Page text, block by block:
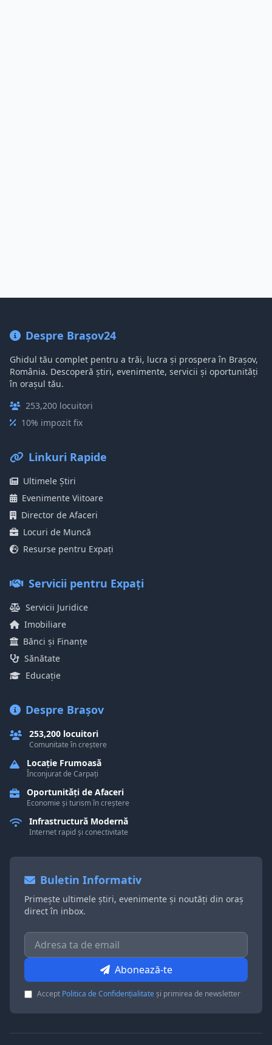
Despre Brașov24
Ghidul tău complet pentru a trăi, lucra și prospera în Brașov,
România. Descoperă știri, evenimente, servicii și oportunități
în orașul tău.
253,200 locuitori
10% impozit fix
Linkuri Rapide
Ultimele Știri
Evenimente Viitoare
Director de Afaceri
Locuri de Muncă
Resurse pentru Expați
Servicii pentru Expați
Servicii Juridice
Imobiliare
Bănci și Finanțe
Sănătate
Educație
Despre Brașov
253,200 locuitori
Comunitate în creștere
Locație Frumoasă
Înconjurat de Carpați
Oportunități de Afaceri
Economie și turism în creștere
Infrastructură Modernă
Internet rapid și conectivitate
Buletin Informativ
Primește ultimele știri, evenimente și noutăți din oraș
direct în inbox.
Abonează-te
Accept Politica de Confidențialitateși primirea de newsletter